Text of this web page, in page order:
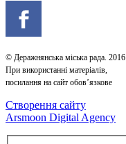
© Деражнянська міська рада. 2016
При використанні матеріалів,
посилання на сайт обов’язкове
Створення сайту
Arsmoon Digital Agency